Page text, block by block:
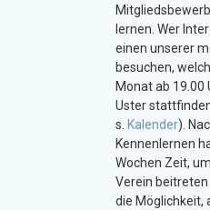
lernen. Wer
einen unserer
besuchen,
Monat ab
Uster
s. Kalender).
Kennenlernen
Wochen Zeit,
Verein
die Möglichkeit,